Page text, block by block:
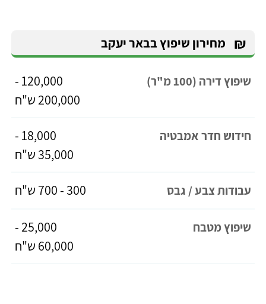
₪ מחירון שיפוץ בבאר יעקב
שיפוץ דירה (100 מ"ר)
120,000 -
200,000 ש"ח
חידוש חדר אמבטיה
18,000 -
35,000 ש"ח
עבודות צבע / גבס 300 - 700 ש"ח
שיפוץ מטבח
25,000 -
60,000 ש"ח